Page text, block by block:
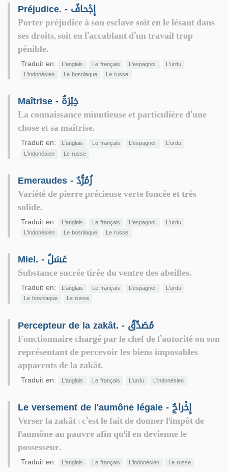
Préjudice. - إِجْحافٌ
Porter préjudice à son esclave soit en le lésant dans
ses droits, soit en l’accablant d’un travail trop
pénible.
Traduit en: L'anglais Le français L'espagnol.
L'urdu
L'indonésien
Le bosniaque Le russe
Maîtrise - خِبْرَةٌ
La connaissance minutieuse et particulière d’une
chose et sa maîtrise.
Traduit en: L'anglais Le français L'espagnol.
L'urdu
L'indonésien
Le russe
Emeraudes - زُمُرُّدٌ
Variété de pierre précieuse verte foncée et très
solide.
Traduit en: L'anglais Le français L'espagnol.
L'urdu
L'indonésien
Le bosniaque Le russe
Miel. - عَسَلٌ
Substance sucrée tirée du ventre des abeilles.
Traduit en: L'anglais Le français L'espagnol.
L'urdu
Le bosniaque
Le russe
Percepteur de la zakât. - مُصَدِّقٌ
Fonctionnaire chargé par le chef de l’autorité ou son
représentant de percevoir les biens imposables
apparents de la zakât.
Traduit en: L'anglais Le français L'urdu L'indonésien
Le versement de l'aumône légale - إِخْراجٌ
Verser la zakât : c’est le fait de donner l'impôt de
l'aumône au pauvre afin qu'il en devienne le
possesseur.
Traduit en: L'anglais Le français L'indonésien Le russe